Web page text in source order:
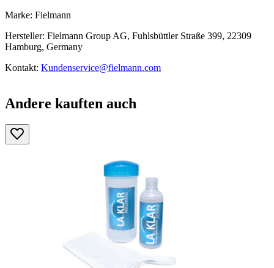
Marke: Fielmann
Hersteller: Fielmann Group AG, Fuhlsbüttler Straße 399, 22309
Hamburg, Germany
Kontakt: Kundenservice@fielmann.com
Andere kauften auch